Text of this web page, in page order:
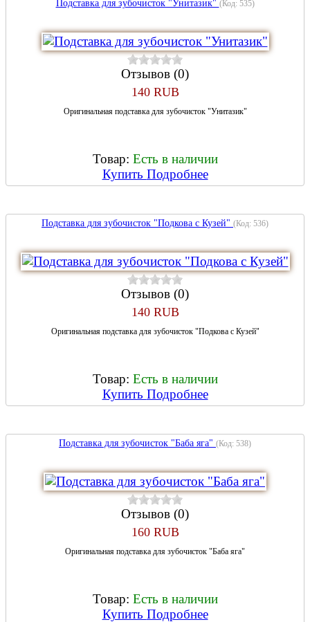
Подставка для зубочисток "Унитазик" (Код: 535)
Отзывов (0)
140 RUB
Оригинальная подставка для зубочисток "Унитазик"
Товар: Есть в наличии
Купить Подробнее
Подставка для зубочисток "Подкова с Кузей" (Код: 536)
Отзывов (0)
140 RUB
Оригинальная подставка для зубочисток "Подкова с Кузей"
Товар: Есть в наличии
Купить Подробнее
Подставка для зубочисток "Баба яга" (Код: 538)
Отзывов (0)
160 RUB
Оригинальная подставка для зубочисток "Баба яга"
Товар: Есть в наличии
Купить Подробнее